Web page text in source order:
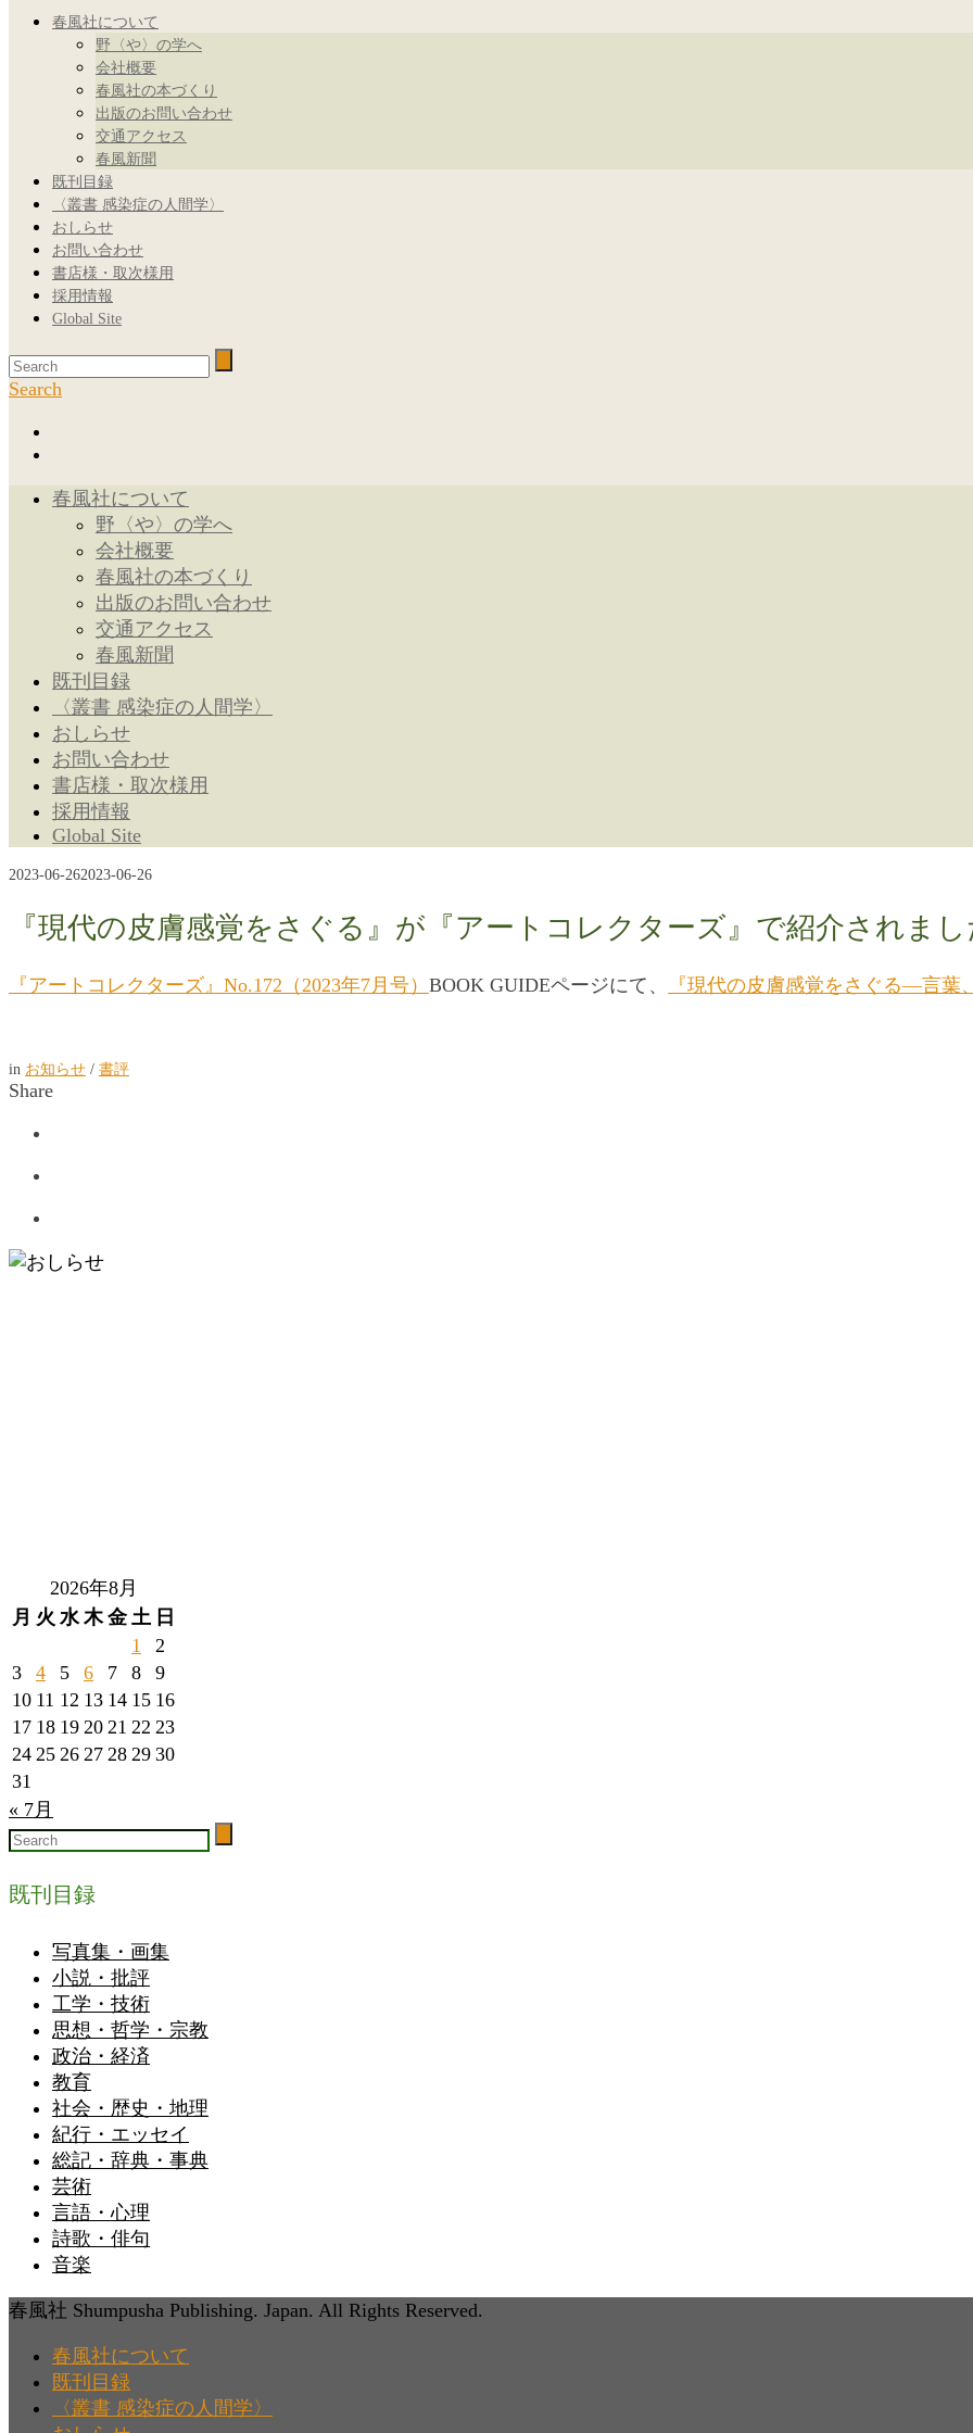
春風社について
野〈や〉の学へ
会社概要
春風社の本づくり
出版のお問い合わせ
交通アクセス
春風新聞
既刊目録
〈叢書 感染症の人間学〉
おしらせ
お問い合わせ
書店様・取次様用
採用情報
Global Site
Search
春風社について
野〈や〉の学へ
会社概要
春風社の本づくり
出版のお問い合わせ
交通アクセス
春風新聞
既刊目録
〈叢書 感染症の人間学〉
おしらせ
お問い合わせ
書店様・取次様用
採用情報
Global Site
2023-06-262023-06-26
『現代の皮膚感覚をさぐる』が『アートコレクターズ』で紹介されま
『アートコレクターズ』No.172（2023年7月号） BOOK GUIDEページにて、 『現代の皮膚感覚をさぐる―言葉
in お知らせ / 書評
Share
2026年8月
月 火 水 木 金 土 日
1
2
3
4 5 6 7 8
9
10 11 12 13 14 15 16
17 18 19 20 21 22 23
24 25 26 27 28 29 30
31
« 7月
既刊目録
写真集・画集
小説・批評
工学・技術
思想・哲学・宗教
政治・経済
教育
社会・歴史・地理
紀行・エッセイ
総記・辞典・事典
芸術
言語・心理
詩歌・俳句
音楽
春風社 Shumpusha Publishing. Japan. All Rights Reserved.
春風社について
既刊目録
〈叢書 感染症の人間学〉